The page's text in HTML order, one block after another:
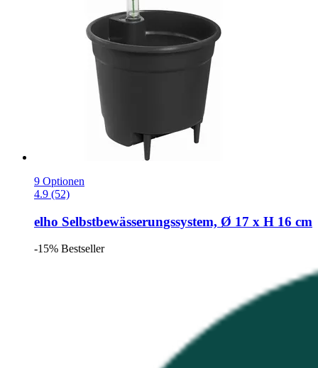
9 Optionen
4.9 (52)
elho Selbstbewässerungssystem, Ø 17 x H 16 cm
-15% Bestseller